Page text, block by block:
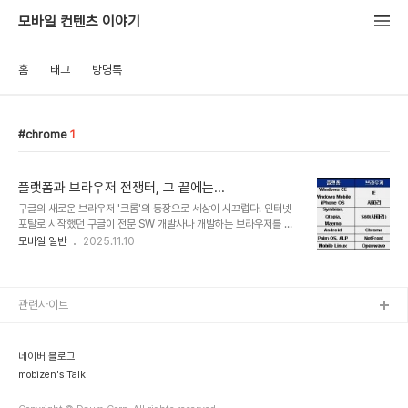
모바일 컨텐츠 이야기
홈 태그 방명록
chrome 1
플랫폼과 브라우저 전쟁터, 그 끝에는...
구글의 새로운 브라우저 '크롬'의 등장으로 세상이 시끄럽다. 인터넷
포탈로 시작했던 구글이 전문 SW 개발사나 개발하는 브라우저를 내
놓아도 그 브라우저의 성능과 구글의 노림수에는 관심이 많지만 아무
DeskTop 안에 떠 있는 브라우저에 갇혀있는 하나의 '사이트'라고 여
있을 것이라는 예측을 ..
모바일 일반 2025.11.10
네이버 블로그
mobizen's Talk
관련사이트